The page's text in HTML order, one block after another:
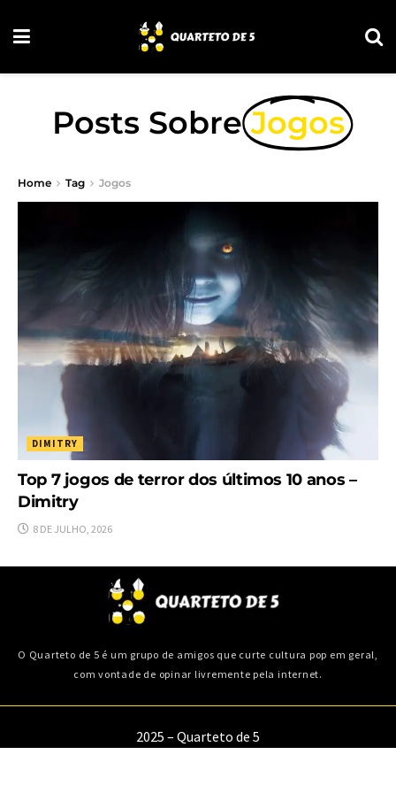
Posts Sobre Jogos
Home Tag Jogos
DIMITRY
Top 7 jogos de terror dos últimos 10 anos –
Dimitry
8 DE JULHO, 2026
O Quarteto de 5 é um grupo de amigos que curte cultura pop em geral,
com vontade de opinar livremente pela internet.
2025 – Quarteto de 5